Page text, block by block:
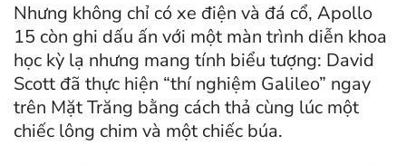
Nhưng không chỉ có xe điện và đá cổ, Apollo
15 còn ghi dấu ấn với một màn trình diễn khoa
học kỳ lạ nhưng mang tính biểu tượng: David
Scott đã thực hiện “thí nghiệm Galileo” ngay
trên Mặt Trăng bằng cách thả cùng lúc một
chiếc lông chim và một chiếc búa.